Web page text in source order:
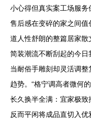
小心得但真实案工场服
售后感在变碎的家之间
道人性舒朗的整篇居家
简装潮流不断刮起的今
当耐俗手雕刻却灵活调
趋势。“格宁调高者微何
长久换半全满：宜家极
反而平闲将成品直切入